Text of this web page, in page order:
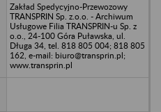
Zakład Spedycyjno-Przewozowy
TRANSPRIN Sp. z.o.o. - Archiwum
Usługowe Filia TRANSPRIN-u Sp. z
o.o., 24-100 Góra Puławska, ul.
Długa 34, tel. 818 805 004; 818 805
162, e-mail: biuro@transprin.pl;
www.transprin.pl